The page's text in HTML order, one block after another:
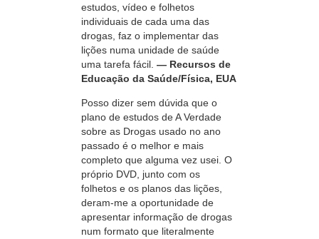
estudos, vídeo e folhetos
individuais de cada uma das
drogas, faz o implementar das
lições numa unidade de saúde
uma tarefa fácil. — Recursos de
Educação da Saúde/Física, EUA
Posso dizer sem dúvida que o
plano de estudos de A Verdade
sobre as Drogas usado no ano
passado é o melhor e mais
completo que alguma vez usei. O
próprio DVD, junto com os
folhetos e os planos das lições,
deram‑me a oportunidade de
apresentar informação de drogas
num formato que literalmente